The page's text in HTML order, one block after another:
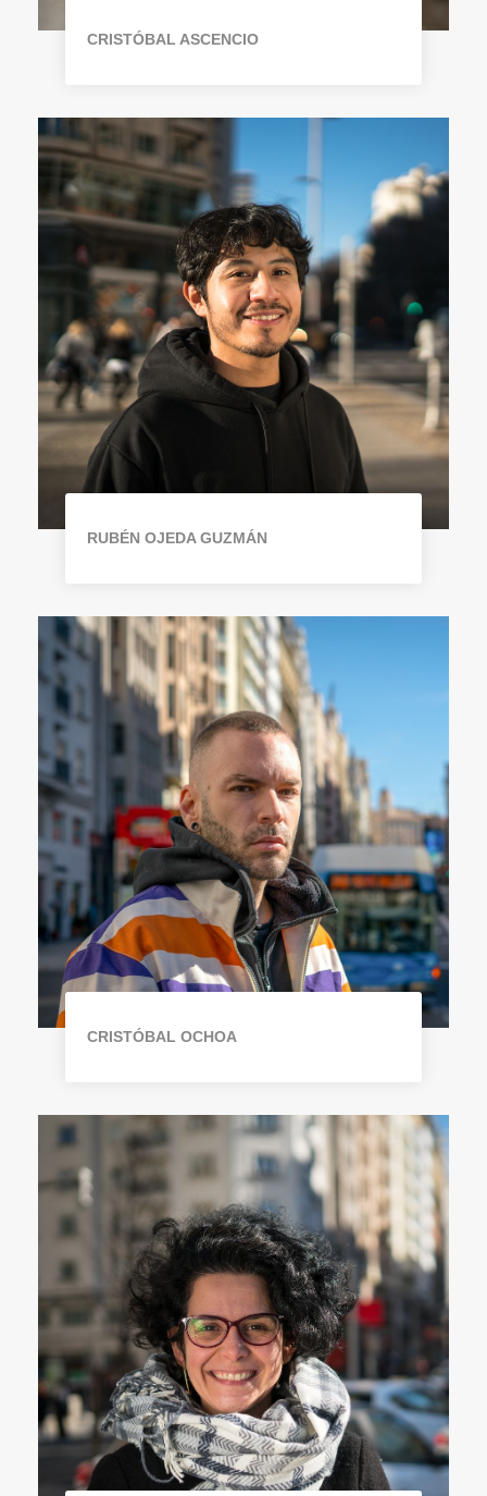
CRISTÓBAL ASCENCIO
RUBÉN OJEDA GUZMÁN
CRISTÓBAL OCHOA